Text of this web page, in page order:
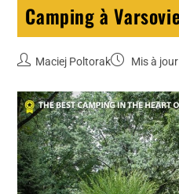
Camping à
Maciej Poltorak Mis à